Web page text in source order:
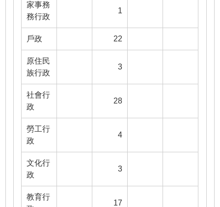
家事務
務行政
1
戶政 22
原住民
族行政
3
社會行
政
28
勞工行
政
4
文化行
政
3
教育行
17